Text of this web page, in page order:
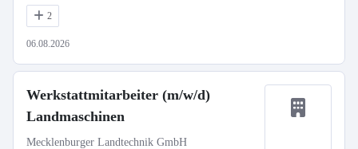
2
06.08.2026
Werkstattmitarbeiter (m/w/d)
Landmaschinen
Mecklenburger Landtechnik GmbH